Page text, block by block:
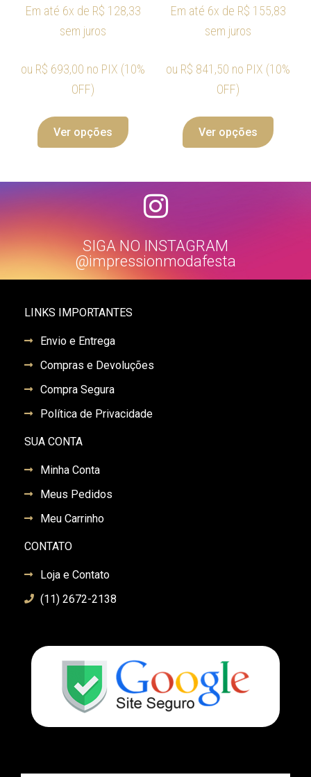
Em até 6x de R$ 128,33
sem juros
ou R$ 693,00 no PIX (10%
OFF)
Ver opções
Em até 6x de R$ 155,83
sem juros
ou R$ 841,50 no PIX (10%
OFF)
Ver opções
SIGA NO INSTAGRAM
@impressionmodafesta
LINKS IMPORTANTES
Envio e Entrega
Compras e Devoluções
Compra Segura
Política de Privacidade
SUA CONTA
Minha Conta
Meus Pedidos
Meu Carrinho
CONTATO
Loja e Contato
(11) 2672-2138